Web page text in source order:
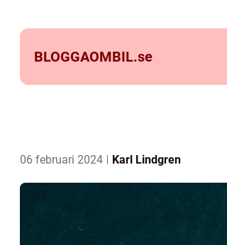
BLOGGAOMBIL.se
06 februari 2024 Karl Lindgren